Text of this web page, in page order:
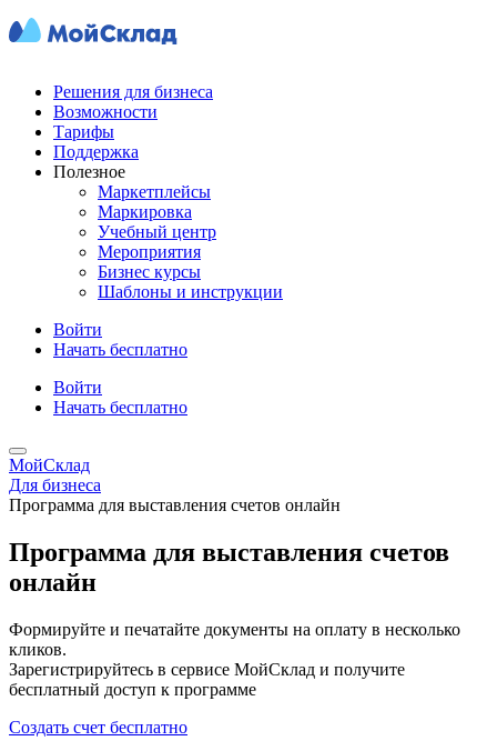
Решения для бизнеса
Возможности
Тарифы
Поддержка
Полезное
Маркетплейсы
Маркировка
Учебный центр
Мероприятия
Бизнес курсы
Шаблоны и инструкции
Войти
Начать бесплатно
Войти
Начать бесплатно
МойСклад
Для бизнеса
Программа для выставления счетов онлайн
Программа для выставления счетов
онлайн
Формируйте и печатайте документы на оплату в несколько
кликов.
Зарегистрируйтесь в сервисе МойСклад и получите
бесплатный доступ к программе
Создать счет бесплатно